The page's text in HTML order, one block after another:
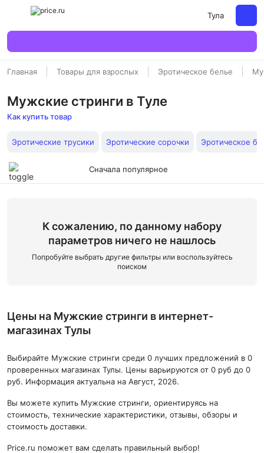
Тула
Главная Товары для взрослых Эротическое белье
Мужские стринги в Туле
Как купить товар
Эротические трусики Эротические сорочки Эротическое
Сначала популярное
К сожалению, по данному набору
параметров ничего не нашлось
Попробуйте выбрать другие фильтры или воспользуйтесь
поиском
Цены на Мужские стринги в интернет-
магазинах Тулы
Выбирайте Мужские стринги среди 0 лучших предложений в 0
проверенных магазинах Тулы. Цены варьируются от 0 руб до 0
руб. Информация актуальна на Август, 2026.
Вы можете купить Мужские стринги, ориентируясь на
стоимость, технические характеристики, отзывы, обзоры и
стоимость доставки.
Price.ru поможет вам сделать правильный выбор!